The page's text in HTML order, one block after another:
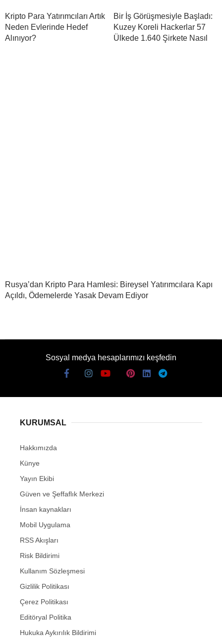
Kripto Para Yatırımcıları Artık
Neden Evlerinde Hedef
Alınıyor?
Bir İş Görüşmesiyle Başladı:
Kuzey Koreli Hackerlar 57
Ülkede 1.640 Şirkete Nasıl
Rusya’dan Kripto Para Hamlesi: Bireysel Yatırımcılara Kapı
Açıldı, Ödemelerde Yasak Devam Ediyor
Sosyal medya hesaplarımızı keşfedin
KURUMSAL
Hakkımızda
Künye
Yayın Ekibi
Güven ve Şeffaflık Merkezi
İnsan kaynakları
Mobil Uygulama
RSS Akışları
Risk Bildirimi
Kullanım Sözleşmesi
Gizlilik Politikası
Çerez Politikası
Editöryal Politika
Hukuka Aykırılık Bildirimi